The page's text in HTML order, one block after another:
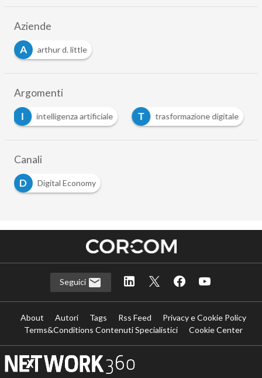
Aziende
A
arthur d. little
Argomenti
I
intelligenza artificiale T trasformazione digitale
Canali
D
Digital Economy
Seguici
About Autori Tags Rss Feed
Privacy e Cookie Policy
Terms&Conditions Contenuti Specialistici
Cookie Center